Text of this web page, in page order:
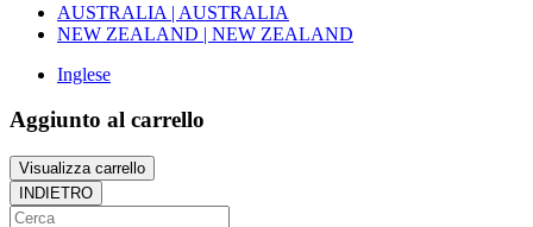
AUSTRALIA | AUSTRALIA
NEW ZEALAND | NEW ZEALAND
Inglese
Aggiunto al carrello
Visualizza carrello
INDIETRO